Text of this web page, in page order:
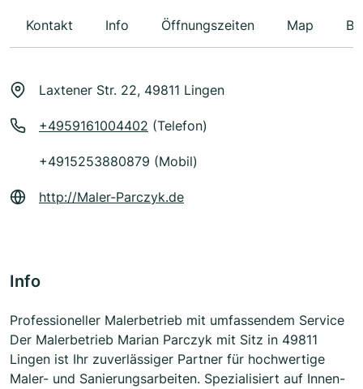
Kontakt Info Öffnungszeiten Map
Laxtener Str. 22, 49811 Lingen
+4959161004402 (Telefon)
+4915253880879 (Mobil)
http://Maler-Parczyk.de
Info
Professioneller Malerbetrieb mit umfassendem Service
Der Malerbetrieb Marian Parczyk mit Sitz in 49811
Lingen ist Ihr zuverlässiger Partner für hochwertige
Maler- und Sanierungsarbeiten. Spezialisiert auf Innen-